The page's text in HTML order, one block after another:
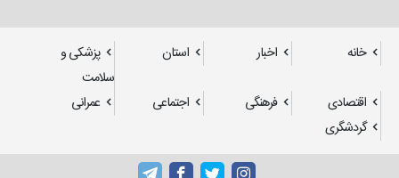
خانه اخبار استان
پزشکی و
سلامت
اقتصادی
فرهنگی اجتماعی
عمرانی
گردشگری